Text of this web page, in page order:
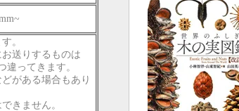
。
送りするものは
違ってきます。
がある場合もあり
きません。